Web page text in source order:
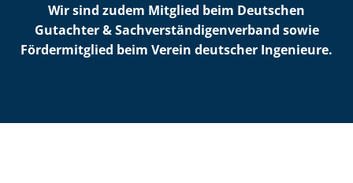
Wir sind zudem Mitglied beim Deutschen
Gutachter & Sach­ver­stän­di­gen­ver­band sowie
Fördermitglied beim Verein deutscher Ingenieure.